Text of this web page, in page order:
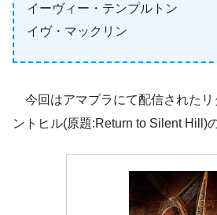
イーヴィー・テンプルトン
イヴ・マックリン
今回はアマプラにて配信されたリ
ントヒル(原題:Return to Silent Hill)